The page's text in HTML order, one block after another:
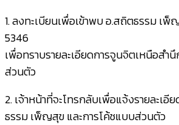
1. ลงทะเบียนเพื่อเข้าพบ อ.สถิตธรรม เ
5346
เพื่อทราบรายละเอียดการจูนจิตเหนือสำ
ส่วนตัว
2. เจ้าหน้าที่จะโทรกลับเพื่อแจ้งรายละเอี
ธรรม เพ็ญสุข และการโค้ชแบบส่วนตัว